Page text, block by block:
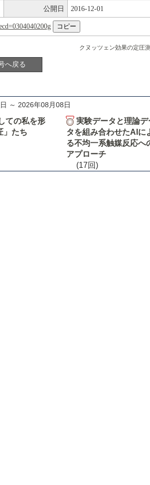
公開日 2016-12-01
クヌッツェン効果の定圧
へ戻る
～ 2026年08月08日
ての私を形
」たち
実験データと理論デ
タを組み合わせたAIに
る不均一系触媒反応へ
アプローチ
(17回)